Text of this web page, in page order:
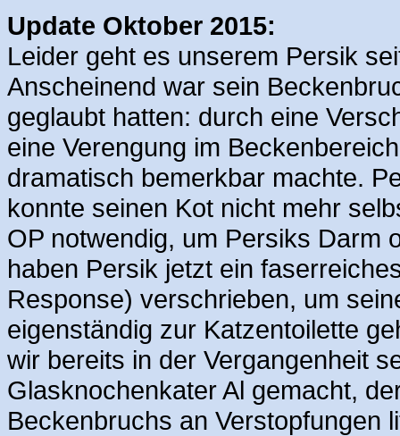
Update Oktober 2015:
Leider geht es unserem Persik
Anscheinend war sein
geglaubt hatten: durch eine
eine Verengung im
dramatisch bemerkbar machte.
konnte seinen Kot nicht mehr
OP notwendig, um Persiks Darm
haben Persik jetzt ein
Response) verschrieben, um
eigenständig zur Katzentoilette
wir bereits in der Vergangenheit
Glasknochenkater Al gemacht,
Beckenbruchs an Verstopfungen